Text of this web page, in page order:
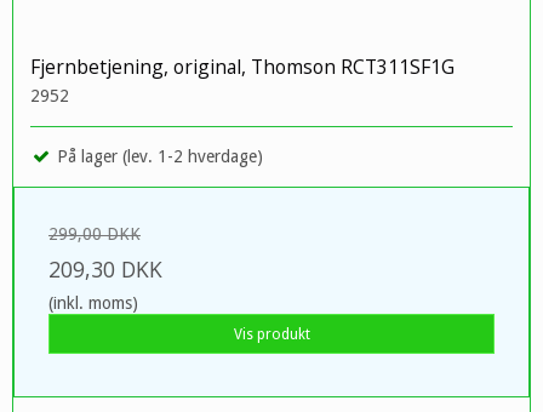
Fjernbetjening, original, Thomson RCT311SF1G
2952
På lager (lev. 1-2 hverdage)
299,00 DKK
209,30 DKK
(inkl. moms)
Vis produkt